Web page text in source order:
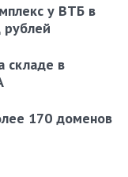
у ВТБ в
складе в
170 доменов